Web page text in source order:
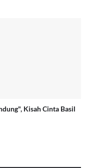
Kisah Cinta Basil